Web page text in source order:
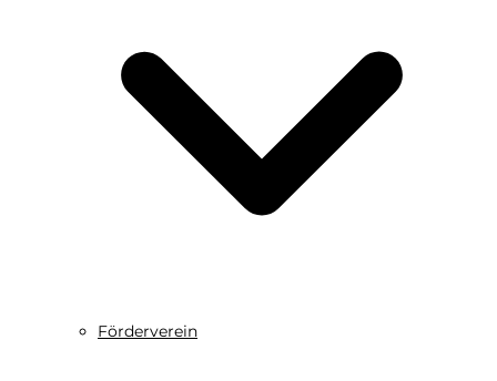
Förderverein